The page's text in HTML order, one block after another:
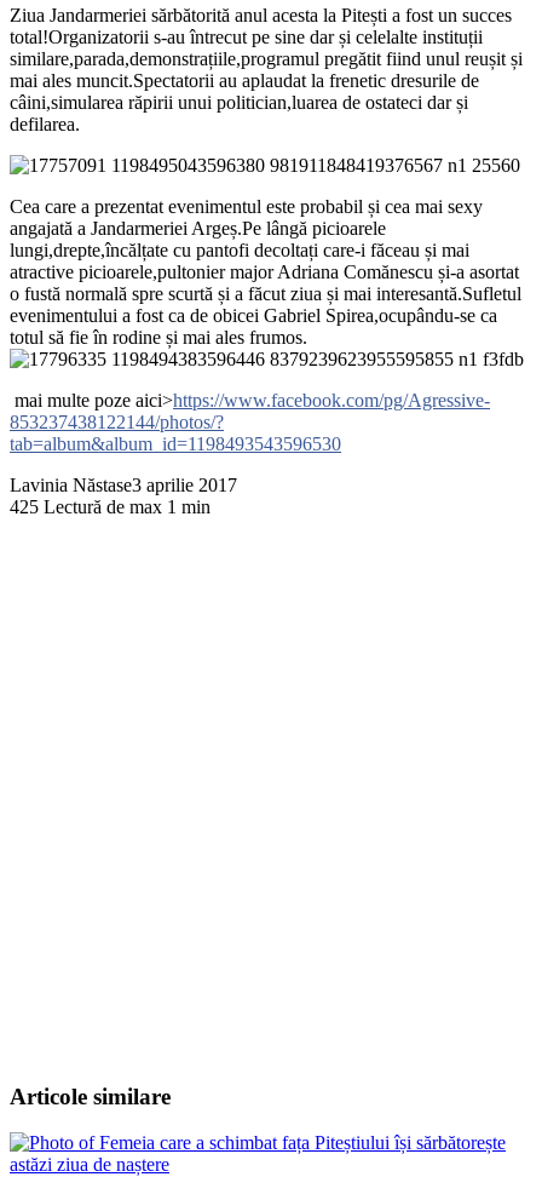
Ziua Jandarmeriei sărbătorită anul acesta la Pitești a fost un succes
total!Organizatorii s-au întrecut pe sine dar și celelalte instituții
similare,parada,demonstrațiile,programul pregătit fiind unul reușit și
mai ales muncit.Spectatorii au aplaudat la frenetic dresurile de
câini,simularea răpirii unui politician,luarea de ostateci dar și
defilarea.
Cea care a prezentat evenimentul este probabil și cea mai sexy
angajată a Jandarmeriei Argeș.Pe lângă picioarele
lungi,drepte,încălțate cu pantofi decoltați care-i făceau și mai
atractive picioarele,pultonier major Adriana Comănescu și-a asortat
o fustă normală spre scurtă și a făcut ziua și mai interesantă.Sufletul
evenimentului a fost ca de obicei Gabriel Spirea,ocupându-se ca
totul să fie în rodine și mai ales frumos.
mai multe poze aici>https://www.facebook.com/pg/Agressive-
853237438122144/photos/?
tab=album&album_id=1198493543596530
Lavinia Năstase3 aprilie 2017
425 Lectură de max 1 min
Articole similare